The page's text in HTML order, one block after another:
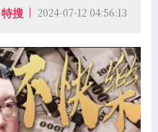
特搜 2024-07-12 04:56:13